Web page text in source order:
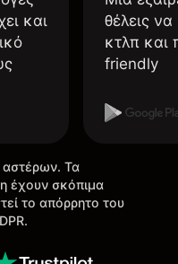
και
θέλεις
κτλπ και
friendly
αστέρων. Τα
έχουν σκόπιμα
το απόρρητο του